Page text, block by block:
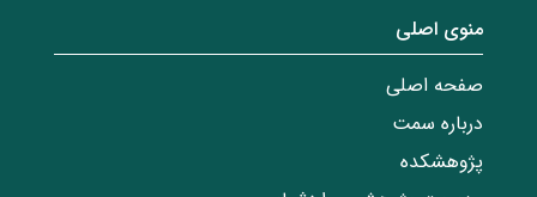
منوی اصلی
صفحه اصلی
درباره سمت
پژوهشکده